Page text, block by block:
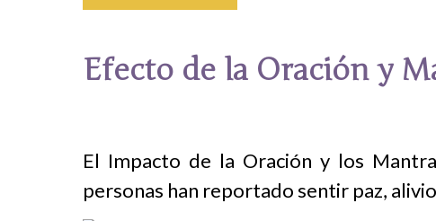
Efecto de la Oración y
El Impacto de la Oración y los
personas han reportado sentir paz,